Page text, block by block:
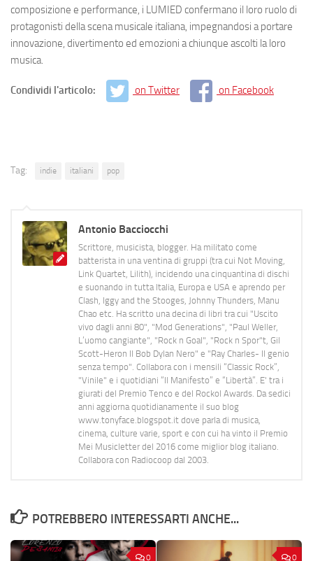
composizione e performance, i LUMIED confermano il loro ruolo di
protagonisti della scena musicale italiana, impegnandosi a portare
innovazione, divertimento ed emozioni a chiunque ascolti la loro
musica.
Condividi l'articolo: on Twitter on Facebook
Tag: indie italiani pop
Antonio Bacciocchi
Scrittore, musicista, blogger. Ha militato come
batterista in una ventina di gruppi (tra cui Not Moving,
Link Quartet, Lilith), incidendo una cinquantina di dischi
e suonando in tutta Italia, Europa e USA e aprendo per
Clash, Iggy and the Stooges, Johnny Thunders, Manu
Chao etc. Ha scritto una decina di libri tra cui "Uscito
vivo dagli anni 80", "Mod Generations", "Paul Weller,
L’uomo cangiante", "Rock n Goal", "Rock n Spor"t, Gil
Scott-Heron Il Bob Dylan Nero" e "Ray Charles- Il genio
senza tempo". Collabora con i mensili “Classic Rock”,
"Vinile" e i quotidiani “Il Manifesto” e “Libertà”. E' tra i
giurati del Premio Tenco e del Rockol Awards. Da sedici
anni aggiorna quotidianamente il suo blog
www.tonyface.blogspot.it dove parla di musica,
cinema, culture varie, sport e con cui ha vinto il Premio
Mei Musicletter del 2016 come miglior blog italiano.
Collabora con Radiocoop dal 2003.
POTREBBERO INTERESSARTI ANCHE...
0 0